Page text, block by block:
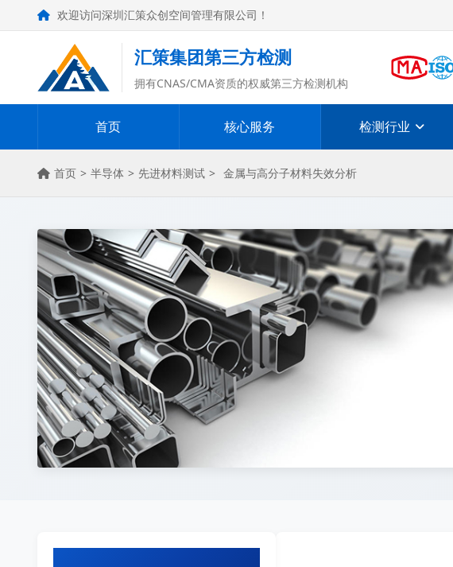
欢迎访问深圳汇策众创空间管理有限公司！
汇策集团第三方检测
拥有CNAS/CMA资质的权威第三方检测机构
首页 核心服务 检测行业
首页 > 半导体 > 先进材料测试 > 金属与高分子材料失效分析